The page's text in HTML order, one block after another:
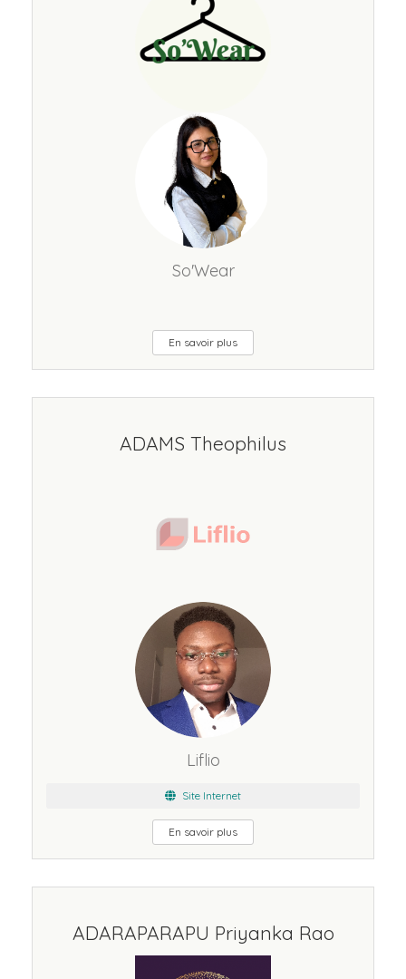
So'Wear
En savoir plus
ADAMS Theophilus
Liflio
Site Internet
En savoir plus
ADARAPARAPU Priyanka Rao